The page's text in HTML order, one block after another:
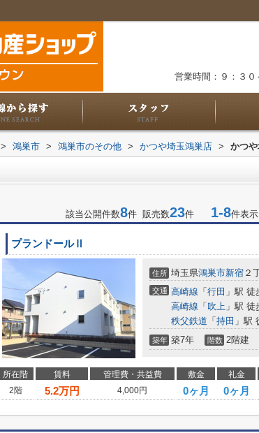
営業時間：９：３０
> 鴻巣市 > 鴻巣市のその他 > かつや埼玉鴻巣店 > かつ
該当公開件数8件 販売数23件 1-8件表示
プランドールⅡ
住所 埼玉県鴻巣市新宿 ２
交通 高崎線 「 行田 」駅 徒
高崎線 「 吹上 」駅 徒
秩父鉄道 「 持田 」駅
築年 築7年 階数 2階建
所在階 賃料 管理費・共益費 敷金 礼金
2階
5.2万円 4,000円 0ヶ月 0ヶ月